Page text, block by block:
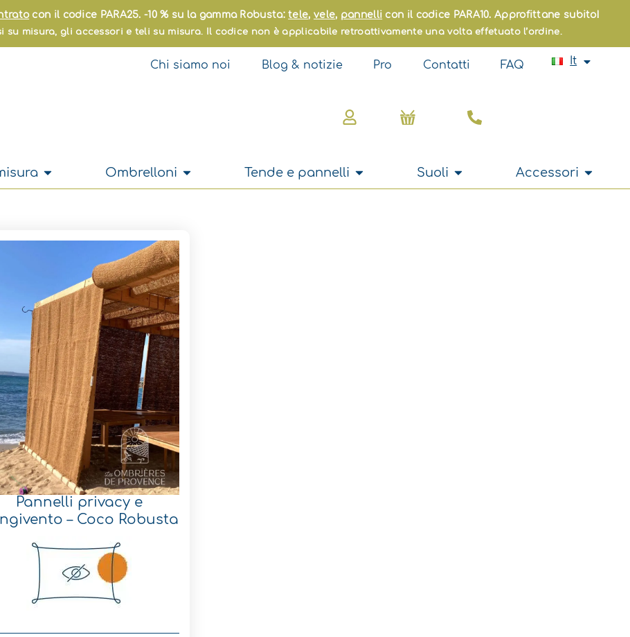
con il codice PARA25. -10 % su la gamma Robusta:tele, vele, pannelli con il codice PARA10. Approfittane subito!
misura, gli accessori e teli su misura. Il codice non è applicabile retroattivamente una volta effetuato l’ordine.
Chi siamo noi Blog & notizie Pro Contatti FAQ It
Fr
Pt
Nl
Carrello
Apri Su misuraOmbrelloni Apri OmbrelloniTende e pannelli Apri Tende e pannelli
Suoli Apri Suoli Accessori Apri
Pannelli privacy e
– Coco Robusta